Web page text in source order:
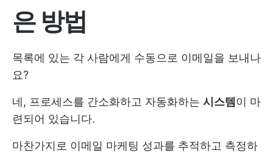
은 방법
목록에 있는 각 사람에게 수동으로 이메일을 보내나
요?
네, 프로세스를 간소화하고 자동화하는 시스템이 마
련되어 있습니다.
마찬가지로 이메일 마케팅 성과를 추적하고 측정하